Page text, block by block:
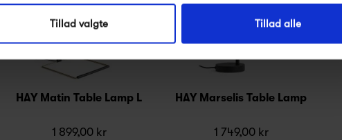
Tillad valgte Tillad alle
HAY Matin Table Lamp L
1 899,00 kr
HAY Marselis Table Lamp
1 749,00 kr
Nej tak, jeg ønsker ikke rabat.